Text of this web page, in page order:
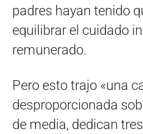
padres hayan tenido
equilibrar el cuidado
remunerado.
Pero esto trajo «una
desproporcionada
de media, dedican